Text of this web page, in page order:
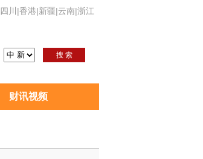
四川 |香港|新疆|云南|浙江
搜 索
财讯视频